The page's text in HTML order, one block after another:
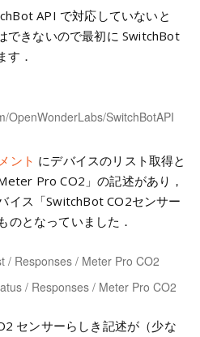
API で対応していないと
きないので最初に SwitchBot
す．
OpenWonderLabs/SwitchBotAPI
ント にデバイスのリスト取得と
Pro CO2」の記述があり，
イス「SwitchBot CO2センサー
のとなっていました．
/ Responses / Meter Pro CO2
/ Responses / Meter Pro CO2
センサーらしき記述が（少な